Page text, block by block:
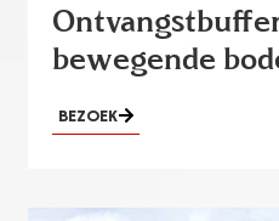
bewegende
BEZOEK